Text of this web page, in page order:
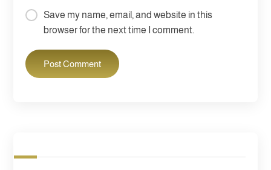
Save my name, email, and website in this
browser for the next time I comment.
Post Comment